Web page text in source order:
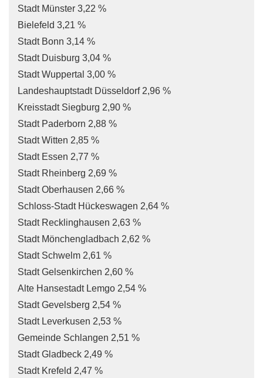
Stadt Münster 3,22 %
Bielefeld 3,21 %
Stadt Bonn 3,14 %
Stadt Duisburg 3,04 %
Stadt Wuppertal 3,00 %
Landeshauptstadt Düsseldorf 2,96 %
Kreisstadt Siegburg 2,90 %
Stadt Paderborn 2,88 %
Stadt Witten 2,85 %
Stadt Essen 2,77 %
Stadt Rheinberg 2,69 %
Stadt Oberhausen 2,66 %
Schloss-Stadt Hückeswagen 2,64 %
Stadt Recklinghausen 2,63 %
Stadt Mönchengladbach 2,62 %
Stadt Schwelm 2,61 %
Stadt Gelsenkirchen 2,60 %
Alte Hansestadt Lemgo 2,54 %
Stadt Gevelsberg 2,54 %
Stadt Leverkusen 2,53 %
Gemeinde Schlangen 2,51 %
Stadt Gladbeck 2,49 %
Stadt Krefeld 2,47 %